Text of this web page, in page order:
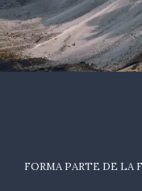
FORMA PARTE DE LA